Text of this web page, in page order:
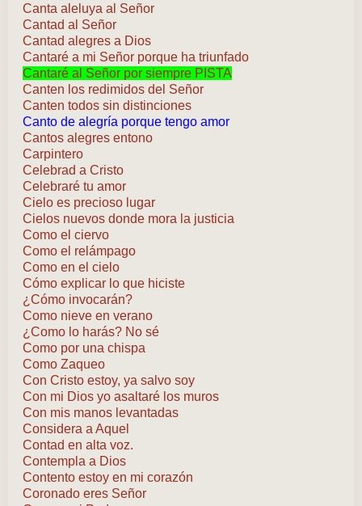
Canta aleluya al Señor
Cantad al Señor
Cantad alegres a Dios
Cantaré a mi Señor porque ha triunfado
Cantaré al Señor por siempre PISTA
Canten los redimidos del Señor
Canten todos sin distinciones
Canto de alegría porque tengo amor
Cantos alegres entono
Carpintero
Celebrad a Cristo
Celebraré tu amor
Cielo es precioso lugar
Cielos nuevos donde mora la justicia
Como el ciervo
Como el relámpago
Como en el cielo
Cómo explicar lo que hiciste
¿Cómo invocarán?
Como nieve en verano
¿Como lo harás? No sé
Como por una chispa
Como Zaqueo
Con Cristo estoy, ya salvo soy
Con mi Dios yo asaltaré los muros
Con mis manos levantadas
Considera a Aquel
Contad en alta voz.
Contempla a Dios
Contento estoy en mi corazón
Coronado eres Señor